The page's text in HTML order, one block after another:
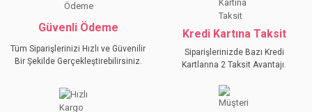
Bu ürüne benzer farklı alternatifler olmalı.
Güvenli Ödeme
Tüm Siparişlerinizi Hızlı ve Güvenilir
Bir Şekilde Gerçekleştirebilirsiniz.
Kredi Kartına Taksit
Siparişlerinizde Bazı Kredi
Kartlarına 2 Taksit Avantajı.